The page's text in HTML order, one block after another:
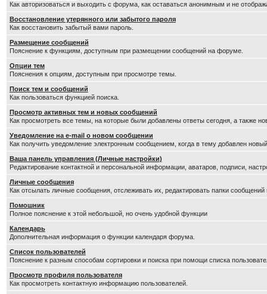
Как авторизоваться и выходить с форума, как оставаться анонимным и не
Восстановление утерянного или забытого пароля
Как восстановить забытый вами пароль.
Размещение сообщений
Пояснение к функциям, доступным при размещении сообщений на форуме.
Опции тем
Пояснения к опциям, доступным при просмотре темы.
Поиск тем и сообщений
Как пользоваться функцией поиска.
Просмотр активных тем и новых сообщений
Как просмотреть все темы, на которые были добавлены ответы сегодня, а также
Уведомление на е-mail о новом сообщении
Как получить уведомление электронным сообщением, когда в тему добавлен новый
Ваша панель управления (Личные настройки)
Редактирование контактной и персональной информации, аватаров, подписи,
Личные сообщения
Как отсылать личные сообщения, отслеживать их, редактировать папки
Помошник
Полное пояснение к этой небольшой, но очень удобной функции
Календарь
Дополнительная информация о функции календаря форума.
Список пользователей
Пояснение к разным способам сортировки и поиска при помощи списка
Просмотр профиля пользователя
Как просмотреть контактную информацию пользователей.